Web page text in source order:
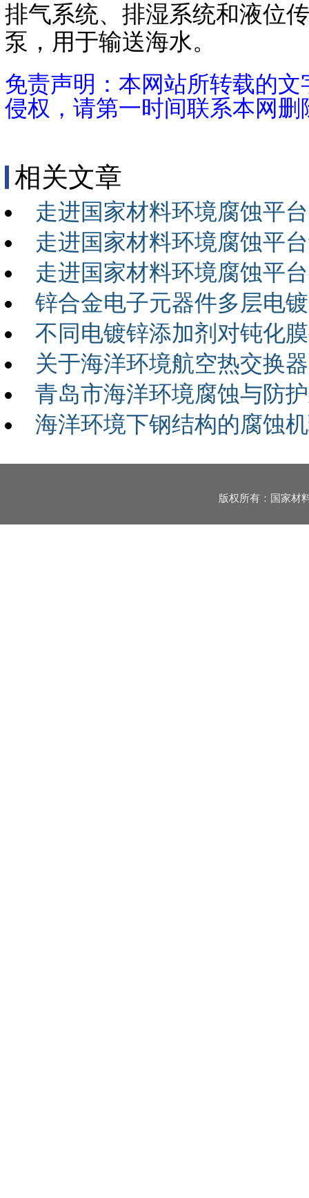
排气系统、排湿系统和液位
泵，用于输送海水。
免责声明：本网站所转载的
侵权，请第一时间联系本网删
相关文章
走进国家材料环境腐蚀平
走进国家材料环境腐蚀平
走进国家材料环境腐蚀平
锌合金电子元器件多层电
不同电镀锌添加剂对钝化
关于海洋环境航空热交换
青岛市海洋环境腐蚀与防
海洋环境下钢结构的腐蚀
版权所有：国家材